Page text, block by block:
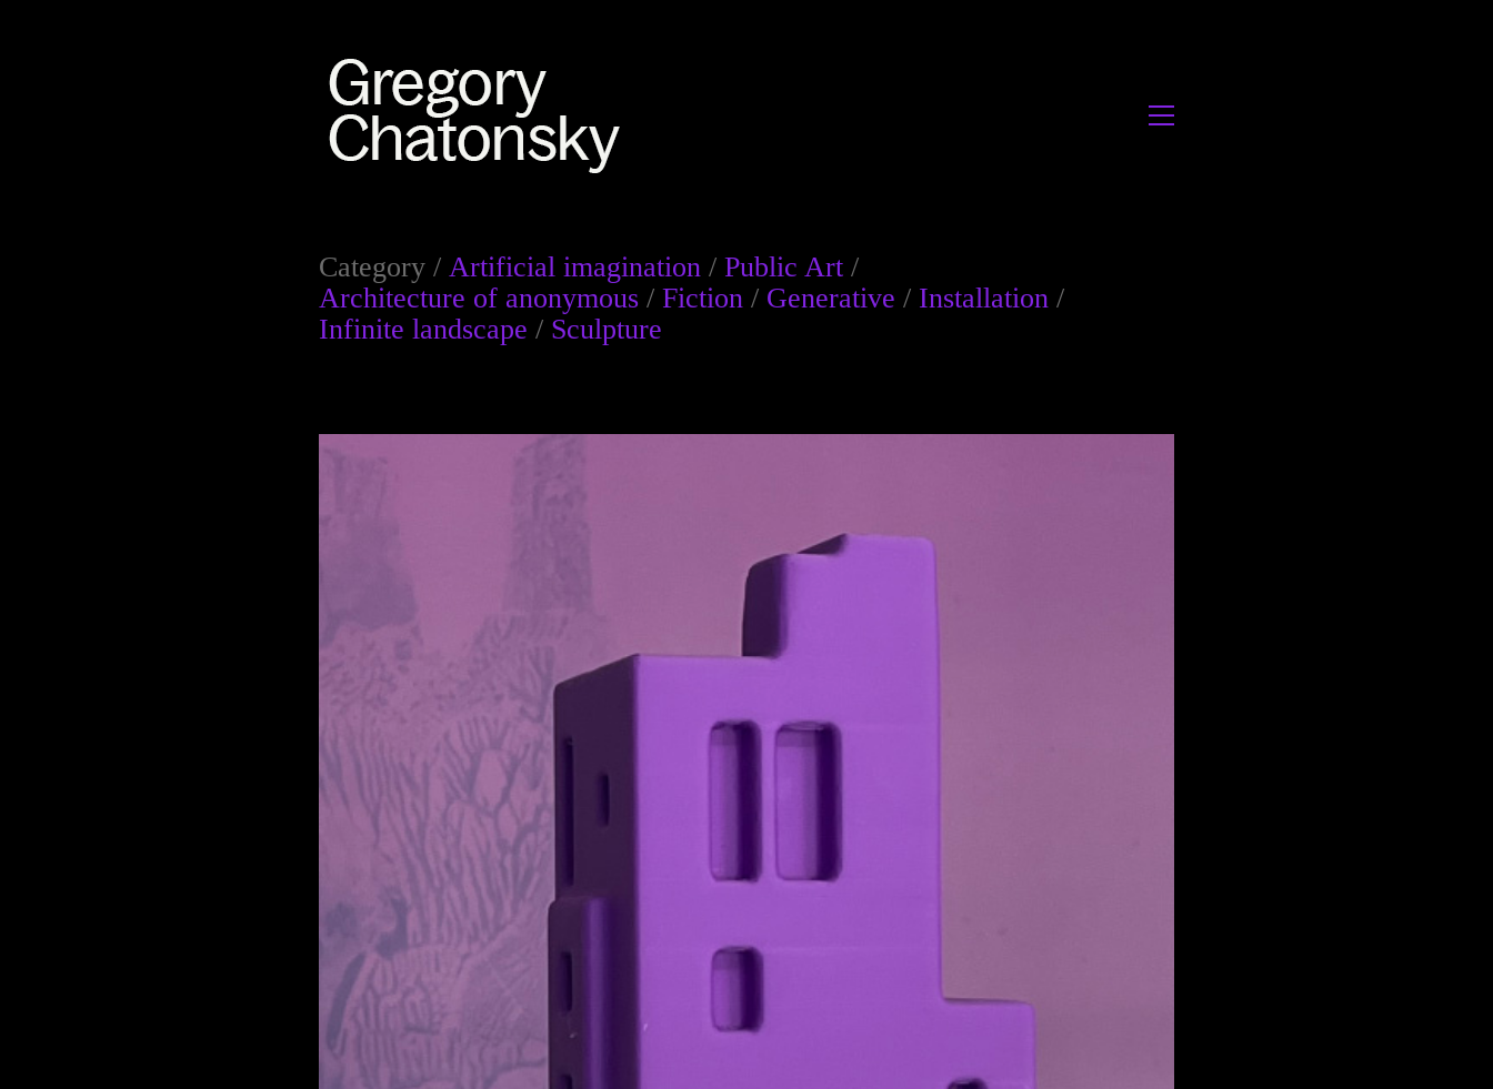
Category / Artificial imagination / Public Art /
Architecture of anonymous / Fiction / Generative / Installation /
Infinite landscape / Sculpture